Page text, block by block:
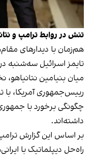
تنش در روابط ترامپ و
هم‌زمان با دیدارهای
تایمز اسرائیل سه‌شنبه
میان بنیامین
رییس‌جمهوری آمریکا،
چگونگی برخورد با
داشته‌اند.
بر اساس این گزارش
راه‌حل دیپلماتیک با